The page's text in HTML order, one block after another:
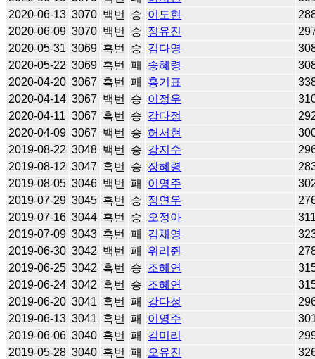
2020-06-13 3070 백번 승 이도현
2020-06-09 3070 백번 승 정유진
2020-05-31 3069 흑번 승 김다영
2020-05-22 3069 흑번 패 송혜령
2020-04-20 3067 흑번 패 홍기표
2020-04-14 3067 백번 승 이정우
2020-04-11 3067 흑번 승 강다정
2020-04-09 3067 백번 승 허서현
2019-08-22 3048 백번 승 강지수
2019-08-12 3047 흑번 승 장혜령
2019-08-05 3046 백번 패 이영주
2019-07-29 3045 흑번 승 정연우
2019-07-16 3044 흑번 승 오정아
2019-07-09 3043 흑번 패 김채영
2019-06-30 3042 백번 패 위리쥔
2019-06-25 3042 흑번 승 조혜연
2019-06-24 3042 흑번 승 조혜연
2019-06-20 3041 흑번 패 강다정
2019-06-13 3041 흑번 패 이영주
2019-06-06 3040 흑번 패 김미리
2019-05-28 3040 흑번 패 오유진